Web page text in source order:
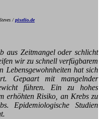
/ pixelio.de
aus Zeitmangel oder schlicht
wir zu schnell verfügbarem
Lebensgewohnheiten hat sich
Gepaart mit mangelnder
führen. Ein zu hohes
erhöhten Risiko, an Krebs zu
Epidemiologische Studien